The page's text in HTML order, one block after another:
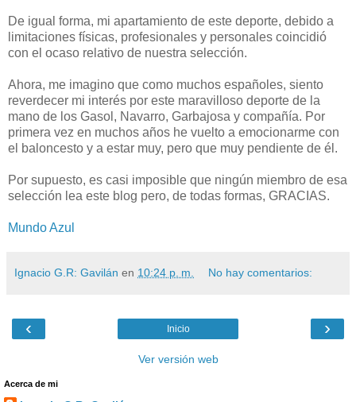
De igual forma, mi apartamiento de este deporte, debido a
limitaciones físicas, profesionales y personales coincidió
con el ocaso relativo de nuestra selección.
Ahora, me imagino que como muchos españoles, siento
reverdecer mi interés por este maravilloso deporte de la
mano de los Gasol, Navarro, Garbajosa y compañía. Por
primera vez en muchos años he vuelto a emocionarme con
el baloncesto y a estar muy, pero que muy pendiente de él.
Por supuesto, es casi imposible que ningún miembro de esa
selección lea este blog pero, de todas formas, GRACIAS.
Mundo Azul
Ignacio G.R: Gavilán en 10:24 p. m. No hay comentarios:
‹ ›
Inicio
Ver versión web
Acerca de mi